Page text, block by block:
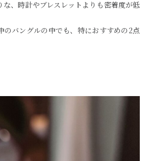
な、時計やブレスレットよりも密着度が低
のバングルの中でも、特におすすめの2点